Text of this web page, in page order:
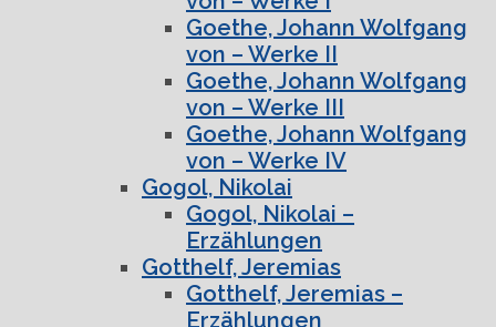
Goethe, Johann Wolfgang
von – Werke II
Goethe, Johann Wolfgang
von – Werke III
Goethe, Johann Wolfgang
von – Werke IV
Gogol, Nikolai
Gogol, Nikolai –
Erzählungen
Gotthelf, Jeremias
Gotthelf, Jeremias –
Erzählungen